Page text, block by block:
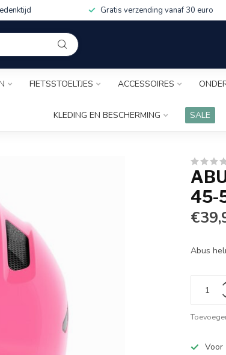
Gratis verzending vanaf 30 euro
FIETSSTOELTJES ACCESSOIRES
KLEDING EN BESCHERMING SALE
45-
Abus
Voor